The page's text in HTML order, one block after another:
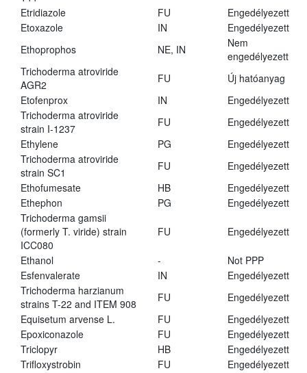
Etridiazole FU
Engedélyezett
Etoxazole
IN
Engedélyezett
Ethoprophos
NE, IN
Nem
engedélyezett
Trichoderma atroviride
AGR2
FU
Új hatóanyag
Etofenprox
IN
Engedélyezett
Trichoderma atroviride
strain I-1237
FU
Engedélyezett
Ethylene
PG
Engedélyezett
Trichoderma atroviride
strain SC1
FU
Engedélyezett
Ethofumesate
HB
Engedélyezett
Ethephon
PG
Engedélyezett
Trichoderma gamsii
(formerly T. viride) strain
ICC080
FU Engedélyezett
Ethanol -
Not PPP
Esfenvalerate
IN
Engedélyezett
Trichoderma harzianum
strains T-22 and ITEM 908
FU
Engedélyezett
Equisetum arvense L.
FU
Engedélyezett
Epoxiconazole
FU
Engedélyezett
Triclopyr
HB
Engedélyezett
Trifloxystrobin
FU
Engedélyezett